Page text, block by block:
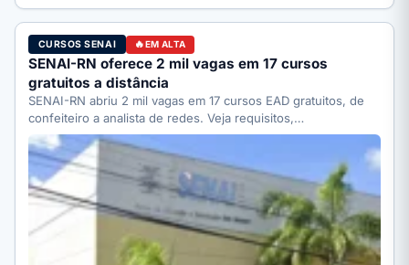
CURSOS SENAI EM ALTA
SENAI-RN oferece 2 mil vagas em 17 cursos
gratuitos a distância
SENAI-RN abriu 2 mil vagas em 17 cursos EAD gratuitos, de
confeiteiro a analista de redes. Veja requisitos,…